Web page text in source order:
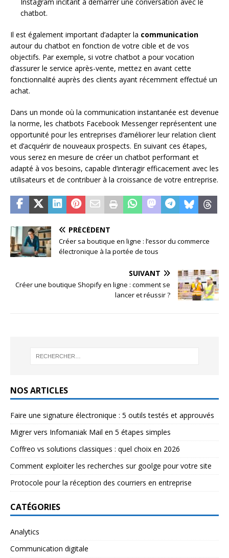
chatbot.
Il est également important d’adapter la communication
autour du chatbot en fonction de votre cible et de vos
objectifs. Par exemple, si votre chatbot a pour vocation
d’assurer le service après-vente, mettez en avant cette
fonctionnalité auprès des clients ayant récemment effectué un
achat.
Dans un monde où la communication instantanée est devenue
la norme, les chatbots Facebook Messenger représentent une
opportunité pour les entreprises d’améliorer leur relation client
et d’acquérir de nouveaux prospects. En suivant ces étapes,
vous serez en mesure de créer un chatbot performant et
adapté à vos besoins, capable d’interagir efficacement avec les
utilisateurs et de contribuer à la croissance de votre entreprise.
PRÉCÉDENT
Créer sa boutique en ligne : l’essor du commerce
électronique à la portée de tous
SUIVANT
Créer une boutique Shopify en ligne : comment se
lancer et réussir ?
NOS ARTICLES
Faire une signature électronique : 5 outils testés et approuvés
Migrer vers Infomaniak Mail en 5 étapes simples
Coffreo vs solutions classiques : quel choix en 2026
Comment exploiter les recherches sur goolge pour votre site
Protocole pour la réception des courriers en entreprise
CATÉGORIES
Analytics
Communication digitale